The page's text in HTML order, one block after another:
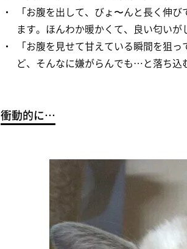
「お腹を出して、びょ〜んと長く伸
ます。ほんわか暖かくて、良い匂いが
「お腹を見せて甘えている瞬間を狙
ど、そんなに嫌がらんでも…と落ち込
衝動的に…